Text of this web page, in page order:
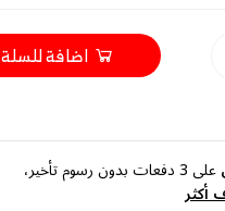
اضافة للسلة
على3دفعات بدون رسوم تأخير،
أكثر